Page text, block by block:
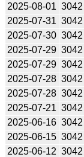
2025-08-01 3042
2025-07-31 3042
2025-07-30 3042
2025-07-29 3042
2025-07-29 3042
2025-07-28 3042
2025-07-28 3042
2025-07-21 3042
2025-06-16 3042
2025-06-15 3042
2025-06-12 3042